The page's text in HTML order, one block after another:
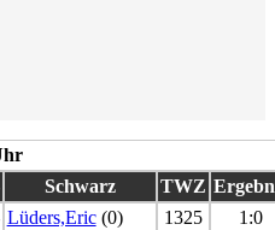
Schwarz TWZ
Lüders,Eric(0) 1325 1:0